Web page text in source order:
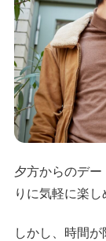
夕方からのデ
りに気軽に楽し
しかし、時間